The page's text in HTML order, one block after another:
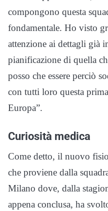
compongono questa
fondamentale. Ho visto
attenzione ai dettagli già
pianificazione di quella
posso che essere perciò
con tutti loro questa
Europa”.
Curiosità medica
Come detto, il nuovo
che proviene dalla
Milano dove, dalla
appena conclusa, ha